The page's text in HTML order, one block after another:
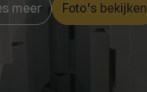
meer Foto's bekijken